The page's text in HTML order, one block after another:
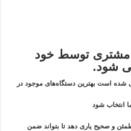
توسط خود
شود.
است بهترین دستگاه‌های موجود در
انتخاب شود
و صحیح یاری دهد تا بتواند ضمن